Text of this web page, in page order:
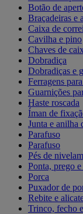
Botão de
Braçadeiras e
Caixa de
Cavilha e pino
Chaves de
Dobradiça
Dobradiças e
Ferragens
Guarnições
Haste roscada
Íman de
Junta e anilha
Parafuso
Parafuso
Pés de
Ponta, prego
Porca
Puxador de
Rebite e
Trinco, fecho